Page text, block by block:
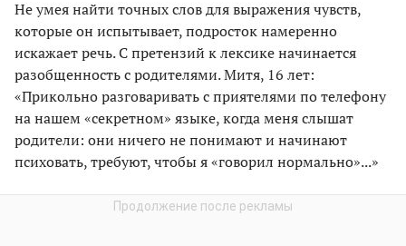
Не умея найти точных слов для выражения чувств,
которые он испытывает, подросток намеренно
искажает речь. С претензий к лексике начинается
разобщенность с родителями. Митя, 16 лет:
«Прикольно разговаривать с приятелями по телефону
на нашем «секретном» языке, когда меня слышат
родители: они ничего не понимают и начинают
психовать, требуют, чтобы я «говорил нормально»...»